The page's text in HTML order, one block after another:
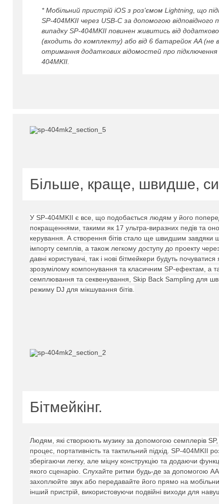
* Мобільний пристрій iOS з роз'ємом Lightning, що
SP-404MKII через USB-C за допомогою відповідного
випадку SP-404MKII повинен живитись від
(входить до комплекту) або від 6 батарейок AA
отримання додаткових відомостей про підключення
404MKII.
Більше, краще, швидше,
У SP-404MKII є все, що подобається людям у його
покращеннями, такими як 17 ультра-виразних педів та
керування. А створення бітів стало ще швидшим завдяки
імпорту семплів, а також легкому доступу до проекту
давні користувачі, так і нові бітмейкери будуть
зрозумілому компонування та класичним SP-ефектам, а
семплювання та секвенування, Skip Back Sampling для
режиму DJ для мікшування бітів.
Бітмейкінг.
Людям, які створюють музику за допомогою семплерів
процес, портативність та тактильний підхід. SP-404MKII
зберігаючи легку, але міцну конструкцію та додаючи
якого сценарію. Слухайте ритми будь-де за допомогою
захоплюйте звук або передавайте його прямо на
інший пристрій, використовуючи подвійні виходи для